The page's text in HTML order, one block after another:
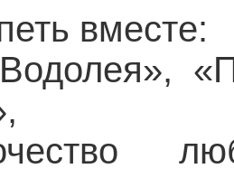
«Где
вместе: